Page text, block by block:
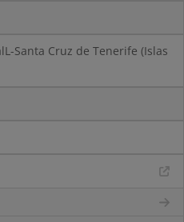
Santa Cruz de Tenerife (Islas